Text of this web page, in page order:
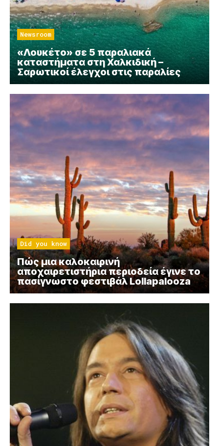
Newsroom
«Λουκέτο» σε 5 παραλιακά
καταστήματα στη Χαλκιδική –
Σαρωτικοί έλεγχοι στις παραλίες
Did you know
Πώς μια καλοκαιρινή
αποχαιρετιστήρια περιοδεία έγινε το
πασίγνωστο φεστιβάλ Lollapalooza